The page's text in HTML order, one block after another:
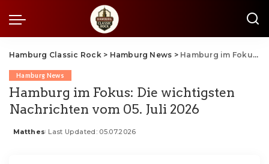
Hamburg Classic Rock> Hamburg News > Hamburg im Fokus: Die wichtigsten Nachrichten vom 05. Juli 2026
Hamburg News
Hamburg im Fokus: Die wichtigsten
Nachrichten vom 05. Juli 2026
Posted
Matthes Last Updated: 05.07.2026